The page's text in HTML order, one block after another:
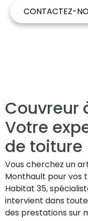
CONTACTEZ-
Couvreur
Votre
de toiture
Vous cherchez un
Monthault pour vos
Habitat 35,
intervient dans
des prestations sur